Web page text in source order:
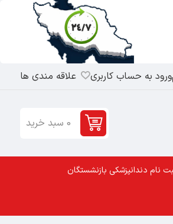
ورود به حساب کاربری علاقه مندی ها
0 سبد خرید
نام دندانپزشکی بازنشستگان